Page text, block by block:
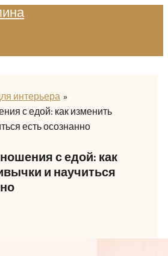
интерьера
с едой: как изменить
есть осознанно
с едой: как
и научиться